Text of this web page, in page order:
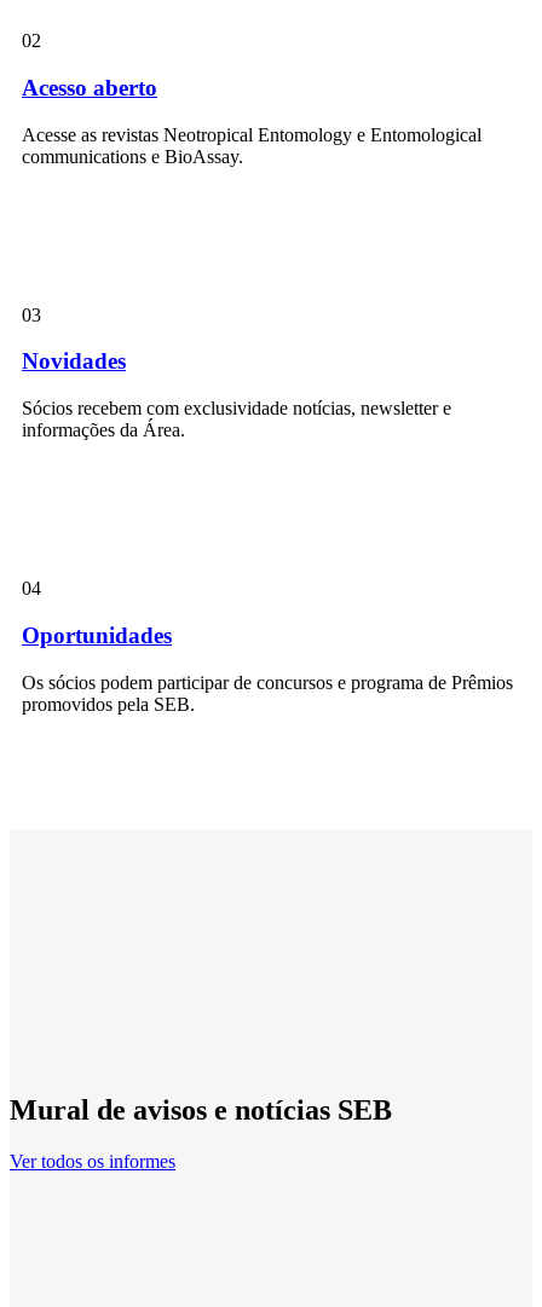
02
Acesso aberto
Acesse as revistas Neotropical Entomology e Entomological
communications e BioAssay.
03
Novidades
Sócios recebem com exclusividade notícias, newsletter e
informações da Área.
04
Oportunidades
Os sócios podem participar de concursos e programa de Prêmios
promovidos pela SEB.
Mural de avisos e notícias SEB
Ver todos os informes